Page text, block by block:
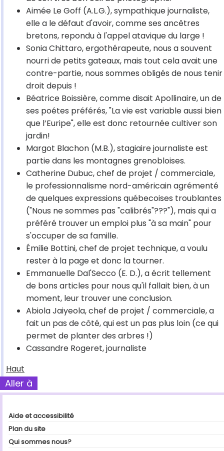
Aimée Le Goff (A.L.G.), sympathique journaliste,
elle a le défaut d'avoir, comme ses ancêtres
bretons, repondu à l'appel atavique du large !
Sonia Chittaro, ergothérapeute, nous a souvent
nourri de petits gateaux, mais tout cela avait une
contre-partie, nous sommes obligés de nous tenir
droit depuis !
Béatrice Boissière, comme disait Apollinaire, un de
ses poétes préférés, "La vie est variable aussi bien
que l’Euripe", elle est donc retournée cultiver son
jardin!
Margot Blachon (M.B.), stagiaire journaliste est
partie dans les montagnes grenobloises.
Catherine Dubuc, chef de projet / commerciale,
le professionnalisme nord-américain agrémenté
de quelques expressions québecoises troublantes
("Nous ne sommes pas "calibrés"???"), mais qui a
préféré trouver un emploi plus "à sa main" pour
s'occuper de sa famille.
Émilie Bottini, chef de projet technique, a voulu
rester à la page et donc la tourner.
Emmanuelle Dal'Secco (E. D.), a écrit tellement
de bons articles pour nous qu'il fallait bien, à un
moment, leur trouver une conclusion.
Abiola Jaiyeola, chef de projet / commerciale, a
fait un pas de côté, qui est un pas plus loin (ce qui
permet de planter des arbres !)
Cassandre Rogeret, journaliste
Haut
Aller à
Aide et accessibilité
Plan du site
Qui sommes nous?